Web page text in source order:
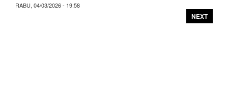
RABU, 04/03/2026 - 19:58
NEXT